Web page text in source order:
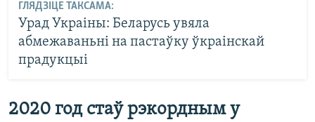
ГЛЯДЗІЦЕ ТАКСАМА:
Урад Украіны: Беларусь увяла
абмежаваньні на пастаўку ўкраінскай
прадукцыі
2020 год стаў рэкордным у